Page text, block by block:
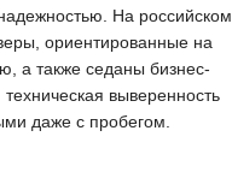
На российском
ориентированные на
а также седаны бизнес-
выверенность
даже с пробегом.